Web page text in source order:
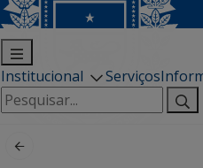
Institucional Serviços
Pesquisar
por: